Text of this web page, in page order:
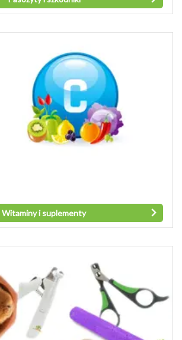
Witaminy i suplementy